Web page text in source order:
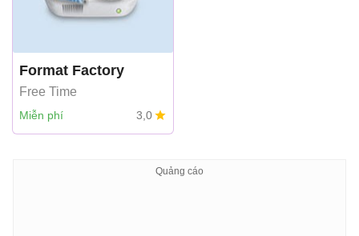
Format Factory
Free Time
Miễn phí 3,0